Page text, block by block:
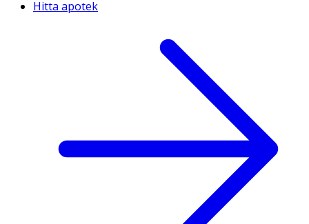
Hitta apotek